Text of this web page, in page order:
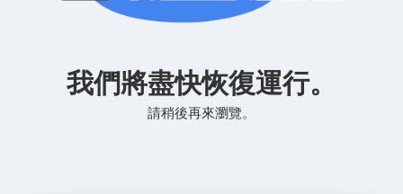
我們將盡快恢復運行。
請稍後再來瀏覽。